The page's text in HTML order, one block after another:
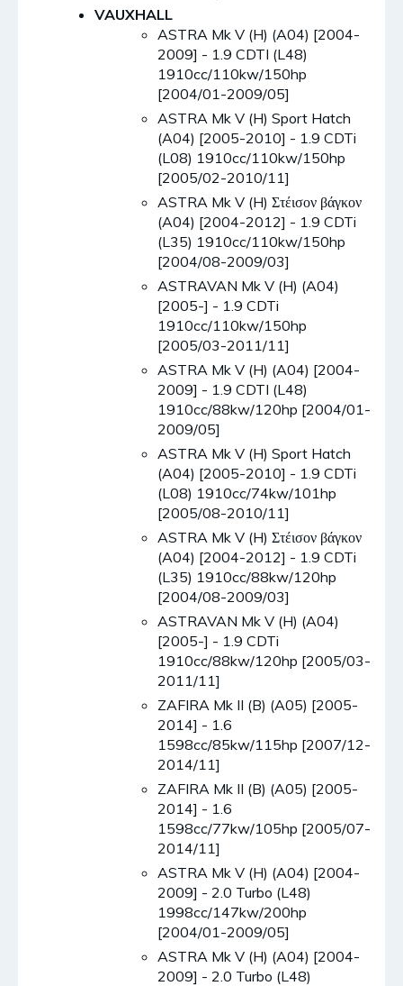
VAUXHALL
ASTRA Mk V (H) (A04) [2004-
2009] - 1.9 CDTI (L48)
1910cc/110kw/150hp
[2004/01-2009/05]
ASTRA Mk V (H) Sport Hatch
(A04) [2005-2010] - 1.9 CDTi
(L08) 1910cc/110kw/150hp
[2005/02-2010/11]
ASTRA Mk V (H) Στέισον βάγκον
(A04) [2004-2012] - 1.9 CDTi
(L35) 1910cc/110kw/150hp
[2004/08-2009/03]
ASTRAVAN Mk V (H) (A04)
[2005-] - 1.9 CDTi
1910cc/110kw/150hp
[2005/03-2011/11]
ASTRA Mk V (H) (A04) [2004-
2009] - 1.9 CDTI (L48)
1910cc/88kw/120hp [2004/01-
2009/05]
ASTRA Mk V (H) Sport Hatch
(A04) [2005-2010] - 1.9 CDTi
(L08) 1910cc/74kw/101hp
[2005/08-2010/11]
ASTRA Mk V (H) Στέισον βάγκον
(A04) [2004-2012] - 1.9 CDTi
(L35) 1910cc/88kw/120hp
[2004/08-2009/03]
ASTRAVAN Mk V (H) (A04)
[2005-] - 1.9 CDTi
1910cc/88kw/120hp [2005/03-
2011/11]
ZAFIRA Mk II (B) (A05) [2005-
2014] - 1.6
1598cc/85kw/115hp [2007/12-
2014/11]
ZAFIRA Mk II (B) (A05) [2005-
2014] - 1.6
1598cc/77kw/105hp [2005/07-
2014/11]
ASTRA Mk V (H) (A04) [2004-
2009] - 2.0 Turbo (L48)
1998cc/147kw/200hp
[2004/01-2009/05]
ASTRA Mk V (H) (A04) [2004-
2009] - 2.0 Turbo (L48)